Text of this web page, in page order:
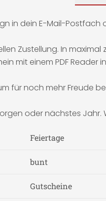
in dein E-Mail-
Zustellung. In
mit einem PDF Reader
für noch mehr Freude
oder nächstes Jahr.
Feiertage
bunt
Gutscheine